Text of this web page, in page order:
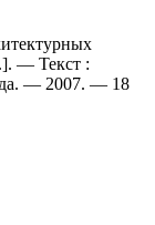
— Текст :
— 2007. — 18